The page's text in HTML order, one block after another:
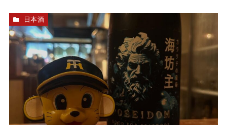
日本酒